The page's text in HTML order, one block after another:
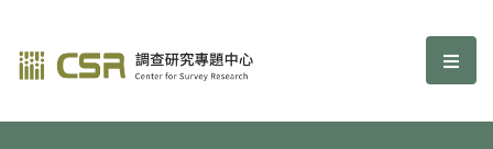
調查研究—方法與應用期刊 選